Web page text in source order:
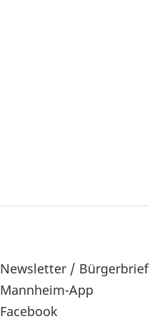
Newsletter / Bürgerbrief
Mannheim-App
Facebook